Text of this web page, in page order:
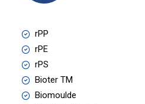
rPP
rPE
rPS
Bioter TM
Biomoulde